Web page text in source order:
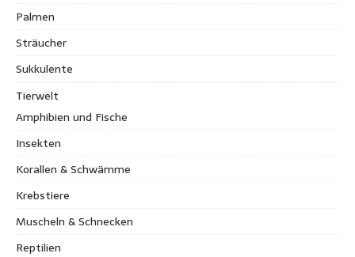
Palmen
Sträucher
Sukkulente
Tierwelt
Amphibien und Fische
Insekten
Korallen & Schwämme
Krebstiere
Muscheln & Schnecken
Reptilien